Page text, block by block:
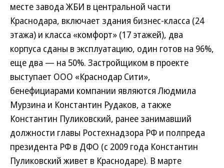
месте завода ЖБИ в центральной части
Краснодара, включает здания бизнес-класса (24
этажа) и класса «комфорт» (17 этажей), два
корпуса сданы в эксплуатацию, один готов на 96%,
еще два — на 50%. Застройщиком в проекте
выступает ООО «Краснодар Сити»,
бенефициарами компании являются Людмила
Мурзина и Константин Рудаков, а также
Константин Пуликовский, ранее занимавший
должности главы Ростехнадзора РФ и полпреда
президента РФ в ДФО (с 2009 года Константин
Пуликовский живет в Краснодаре). В марте